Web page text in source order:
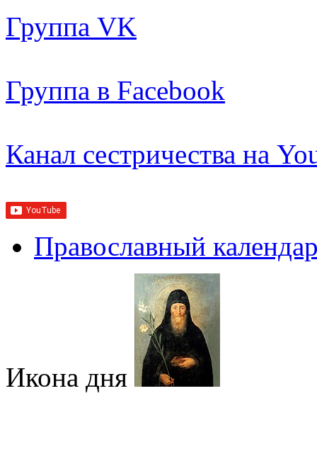
Группа VK
Группа в Facebook
Канал сестричества на
Православный
Икона дня